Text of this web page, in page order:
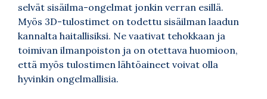
selvät sisäilma-ongelmat jonkin verran esillä.
Myös 3D-tulostimet on todettu sisäilman laadun
kannalta haitallisiksi. Ne vaativat tehokkaan ja
toimivan ilmanpoiston ja on otettava huomioon,
että myös tulostimen lähtöaineet voivat olla
hyvinkin ongelmallisia.